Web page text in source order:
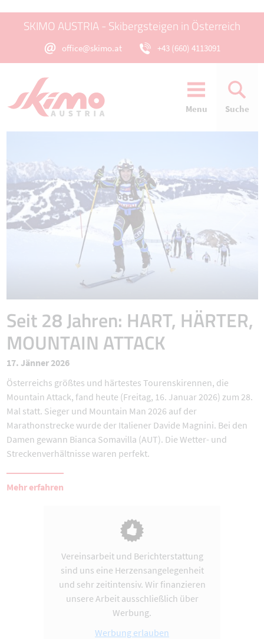
SKIMO AUSTRIA - Skibergsteigen in Österreich
office@skimo.at +43 (660) 4113091
Menu Suche
Seit 28 Jahren: HART, HÄRTER,
MOUNTAIN ATTACK
17. Jänner 2026
Österreichs größtes und härtestes Tourenskirennen, die
Mountain Attack, fand heute (Freitag, 16. Januar 2026) zum 28.
Mal statt. Sieger und Mountain Man 2026 auf der
Marathonstrecke wurde der Italiener Davide Magnini. Bei den
Damen gewann Bianca Somavilla (AUT). Die Wetter- und
Streckenverhältnisse waren perfekt.
Mehr erfahren
Vereinsarbeit und Berichterstattung
sind uns eine Herzensangelegenheit
und sehr zeitintensiv. Wir finanzieren
unsere Arbeit ausschließlich über
Werbung.
Werbung erlauben